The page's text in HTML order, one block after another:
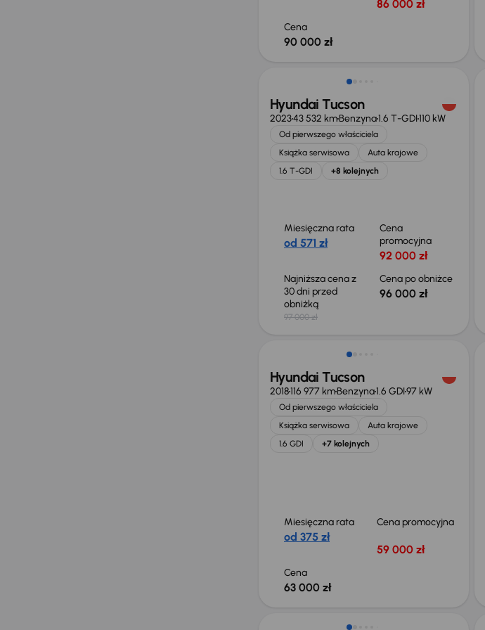
86 000 zł
Cena
90 000 zł
Hyundai Tucson
202343 532 kmBenzyna1.6 T-GDI110 kW
Od pierwszego właściciela
Książka serwisowa
Auta krajowe
1.6 T-GDI
+8 kolejnych
Miesięczna rata
od 571 zł
Cena
promocyjna
92 000 zł
Najniższa cena z
30 dni przed
obniżką
97 000 zł
Cena po obniżce
96 000 zł
Możliwość odliczenia VAT
Hyundai Tucson
2018116 977 kmBenzyna1.6 GDI97 kW
Od pierwszego właściciela
Książka serwisowa
Auta krajowe
1.6 GDI
+7 kolejnych
Miesięczna rata
od 375 zł
Cena promocyjna
59 000 zł
Cena
63 000 zł